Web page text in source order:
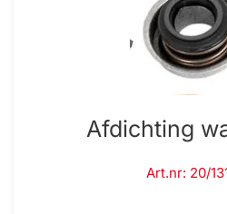
Afdichting
Art.nr: 20/